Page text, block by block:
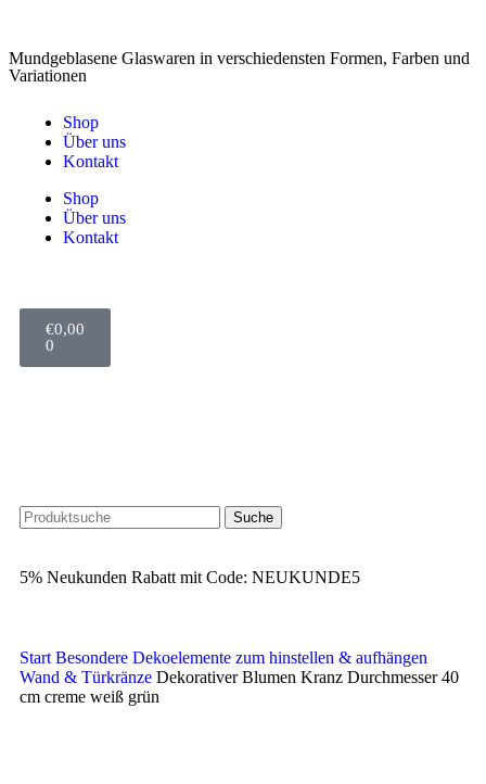
Mundgeblasene Glaswaren in verschiedensten Formen, Farben und
Variationen
Shop
Über uns
Kontakt
Shop
Über uns
Kontakt
€0,00
0
Suche
5% Neukunden Rabatt mit Code: NEUKUNDE5
Start Besondere Dekoelemente zum hinstellen & aufhängen
Wand & Türkränze Dekorativer Blumen Kranz Durchmesser 40
cm creme weiß grün